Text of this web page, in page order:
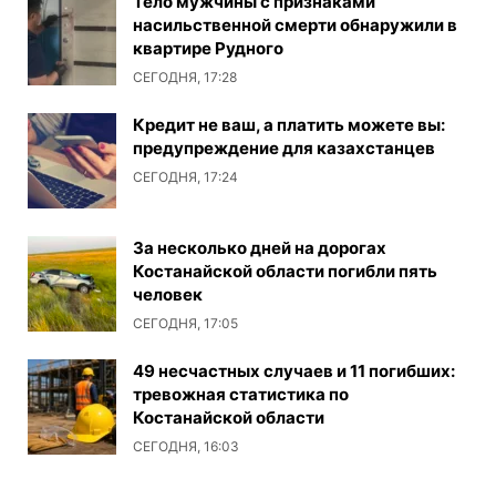
насильственной смерти обнаружили в
квартире Рудного
СЕГОДНЯ, 17:28
Кредит не ваш, а платить можете вы:
предупреждение для казахстанцев
СЕГОДНЯ, 17:24
За несколько дней на дорогах
Костанайской области погибли пять
человек
СЕГОДНЯ, 17:05
49 несчастных случаев и 11 погибших:
тревожная статистика по
Костанайской области
СЕГОДНЯ, 16:03